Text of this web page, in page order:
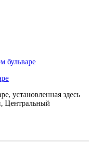
установленная здесь
Центральный